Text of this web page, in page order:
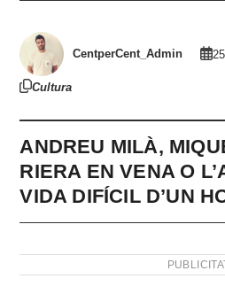
CentperCent_Admin
Cultura
ANDREU MILÀ,
RIERA EN VENA O
VIDA DIFÍCIL D’UN